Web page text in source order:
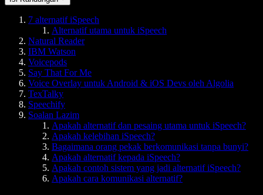
7 alternatif iSpeech
Alternatif utama untuk iSpeech
Natural Reader
IBM Watson
Voicepods
Say That For Me
Voice Overlay untuk Android & iOS Devs oleh Algolia
TexTalky
Speechify
Soalan Lazim
Apakah alternatif dan pesaing utama untuk iSpeech?
Apakah kelebihan iSpeech?
Bagaimana orang pekak berkomunikasi tanpa bunyi?
Apakah alternatif kepada iSpeech?
Apakah contoh sistem yang jadi alternatif iSpeech?
Apakah cara komunikasi alternatif?